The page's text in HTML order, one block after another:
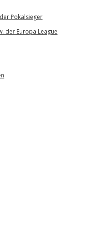
Pokalsieger
der Europa League